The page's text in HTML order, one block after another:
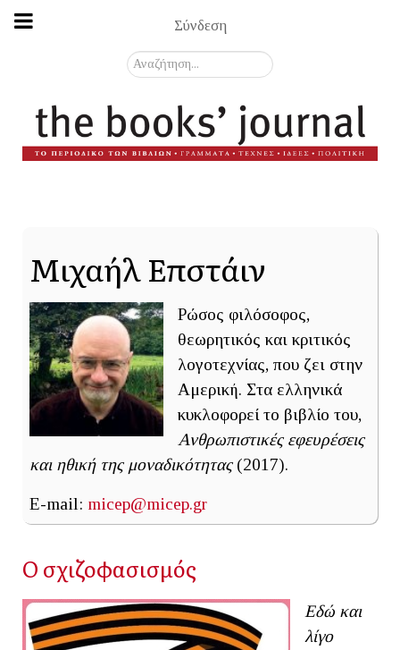
Σύνδεση
Αναζήτηση...
Μιχαήλ Επστάιν
Ρώσος φιλόσοφος,
θεωρητικός και κριτικός
λογοτεχνίας, που ζει στην
Αμερική. Στα ελληνικά
κυκλοφορεί το βιβλίο του,
Ανθρωπιστικές εφευρέσεις
και ηθική της μοναδικότητας(2017).
E-mail: micep@micep.gr
Ο σχιζοφασισμός
Εδώ και
λίγο